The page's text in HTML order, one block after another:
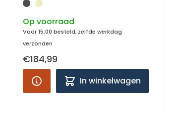
Op voorraad
Voor 15:00 besteld, zelfde werkdag
verzonden
€184,99
In winkelwagen